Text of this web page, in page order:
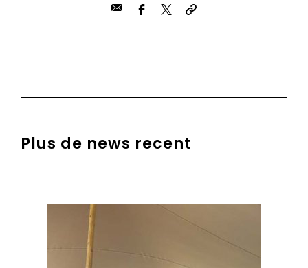
Plus de news recent